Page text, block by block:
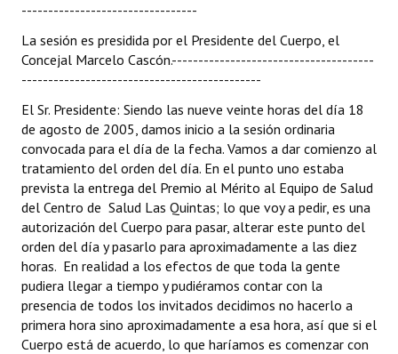
DOCUMENTOS
Informes de Gestión
Proyectos Presentados
Dictámenes Asesoría Letrada
Actas de Sesión
Informes de Unidad Coordinadora
Ejecución Presupuestaria
Actas de Audiencias Públicas
NORMATIVA
---------------------------------
La sesión es presidida por el Presidente del Cuerpo, el
Concejal Marcelo Cascón.--------------------------------------
---------------------------------------------
El Sr. Presidente: Siendo las nueve veinte horas del día 18
de agosto de 2005, damos inicio a la sesión ordinaria
convocada para el día de la fecha. Vamos a dar comienzo al
tratamiento del orden del día. En el punto uno estaba
prevista la entrega del Premio al Mérito al Equipo de Salud
del Centro de Salud Las Quintas; lo que voy a pedir, es una
autorización del Cuerpo para pasar, alterar este punto del
orden del día y pasarlo para aproximadamente a las diez
horas. En realidad a los efectos de que toda la gente
pudiera llegar a tiempo y pudiéramos contar con la
presencia de todos los invitados decidimos no hacerlo a
primera hora sino aproximadamente a esa hora, así que si el
Cuerpo está de acuerdo, lo que haríamos es comenzar con